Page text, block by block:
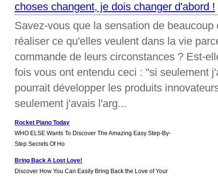
choses changent, je dois changer d'abord !
Savez-vous que la sensation de
réaliser ce qu'elles veulent dans la vie
commande de leurs circonstances ? Est-
fois vous ont entendu ceci : "si seulement
pourrait développer les produits
seulement j'avais l'arg...
Rocket Piano Today
WHO ELSE Wants To Discover The Amazing Easy Step-By-
Step Secrets Of Ho
Bring Back A Lost Love!
Discover How You Can Easily Bring Back the Love of Your